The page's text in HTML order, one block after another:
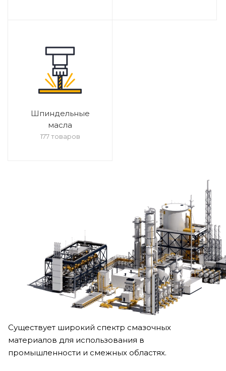
Шпиндельные
масла
177 товаров
Существует широкий спектр смазочных
материалов для использования в
промышленности и смежных областях.